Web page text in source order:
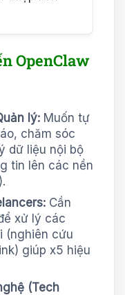
OpenClaw
lý: Muốn tự
chăm sóc
dữ liệu nội bộ
tin lên các nền
Cần
xử lý các
(nghiên cứu
giúp x5 hiệu
(Tech